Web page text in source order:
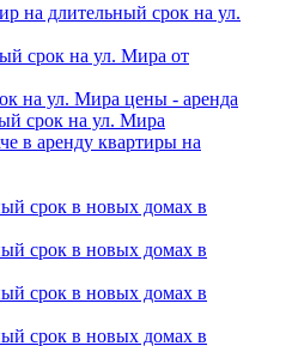
на длительный срок на ул.
срок на ул. Мира от
на ул. Мира цены - аренда
срок на ул. Мира
в аренду квартиры на
срок в новых домах в
срок в новых домах в
срок в новых домах в
срок в новых домах в